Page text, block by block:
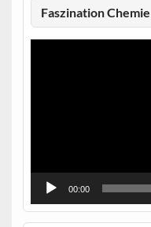
Faszination Chemie
00:00